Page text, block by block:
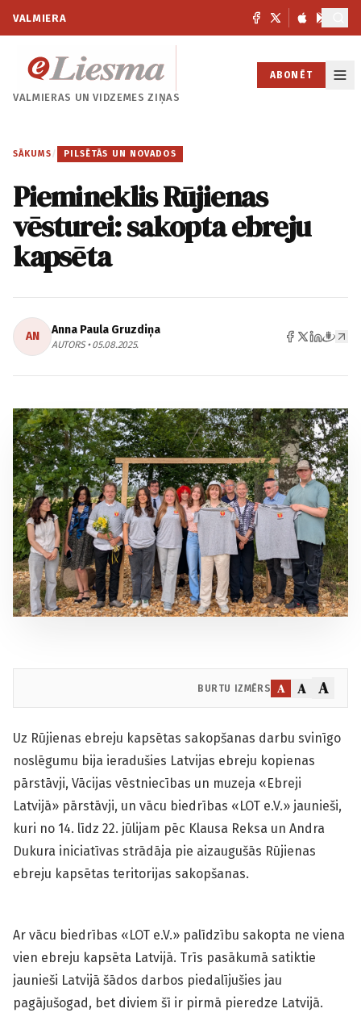
VALMIERA
VALMIERAS UNVIDZEMES ZIŅAS
ABONĒT
SĀKUMS / PILSĒTĀS UN NOVADOS
Piemineklis Rūjienas
vēsturei: sakopta ebreju
kapsēta
AN Anna Paula Gruzdiņa
AUTORS • 05.08.2025.
BURTU IZMĒRS A A A
Uz Rūjienas ebreju kapsētas sakopšanas darbu svinīgo
noslēgumu bija ieradušies Latvijas ebreju kopienas
pārstāvji, Vācijas vēstniecības un muzeja «Ebreji
Latvijā» pārstāvji, un vācu biedrības «LOT e.V.» jaunieši,
kuri no 14. līdz 22. jūlijam pēc Klausa Reksa un Andra
Dukura iniciatīvas strādāja pie aizaugušās Rūjienas
ebreju kapsētas teritorijas sakopšanas.
Ar vācu biedrības «LOT e.V.» palīdzību sakopta ne viena
vien ebreju kapsēta Latvijā. Trīs pasākumā satiktie
jaunieši Latvijā šādos darbos piedalījušies jau
pagājušogad, bet diviem šī ir pirmā pieredze Latvijā.